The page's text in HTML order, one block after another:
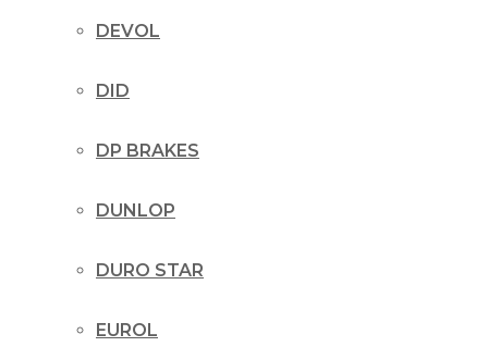
DEVOL
DID
DP BRAKES
DUNLOP
DURO STAR
EUROL